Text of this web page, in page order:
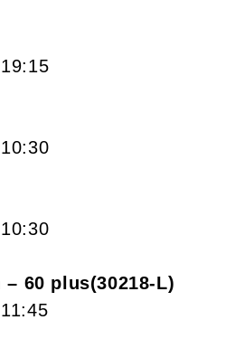
– 60 plus 30218-L